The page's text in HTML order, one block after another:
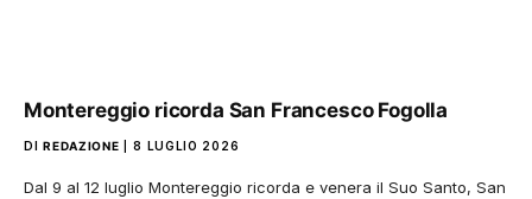
Montereggio ricorda San Francesco Fogolla
DI REDAZIONE 8 LUGLIO 2026
Dal 9 al 12 luglio Montereggio ricorda e venera il Suo Santo, San